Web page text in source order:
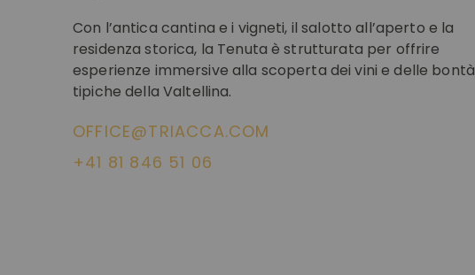
Con l’antica cantina e i vigneti, il salotto all’aperto e la
residenza storica, la Tenuta è strutturata per offrire
esperienze immersive alla scoperta dei vini e delle bontà
tipiche della Valtellina.
OFFICE@TRIACCA.COM
+41 81 846 51 06